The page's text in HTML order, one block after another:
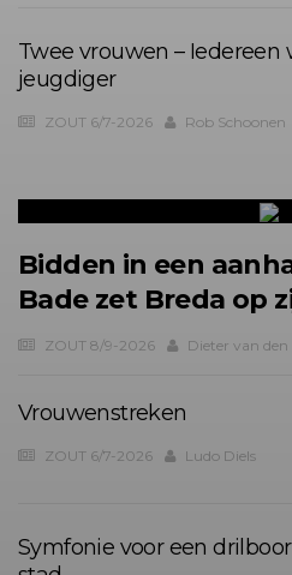
Twee vrouwen – Iedereen
jeugdiger
ZOUT 6/7-2026 Rob Schoonen
Bidden in een
Bade zet Breda op
ZOUT 8/9-2026 Dieter van
Vrouwenstreken
ZOUT 6/7-2026 Ludo Diels
Symfonie voor een